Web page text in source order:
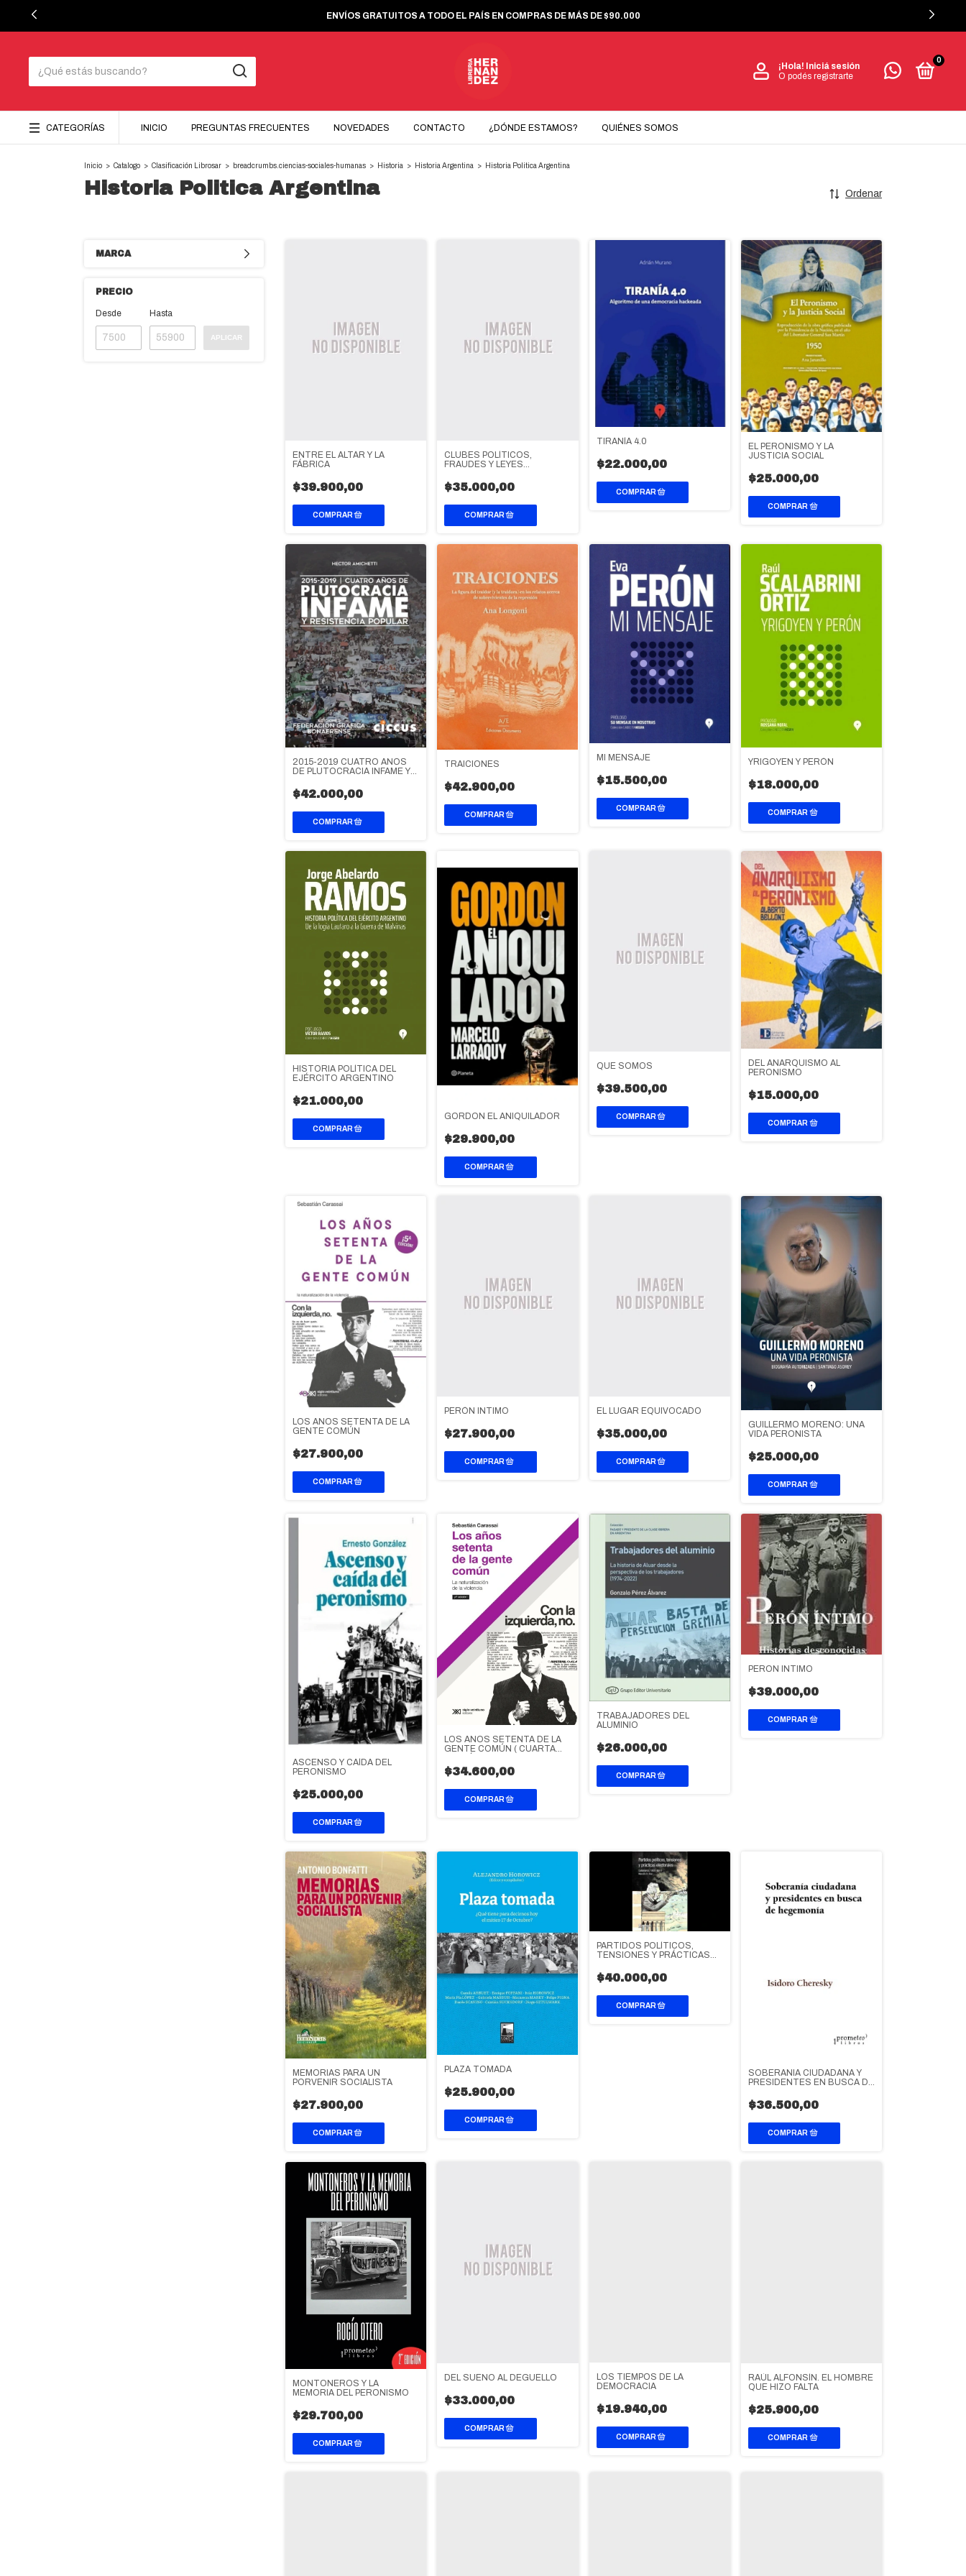
ENVÍOS GRATUITOS A TODO EL PAÍS EN COMPRAS DE MÁS DE $90.000
¡Hola! Iniciá sesión
O podés registrarte
0
CATEGORÍAS INICIO PREGUNTAS FRECUENTES NOVEDADES CONTACTO ¿DÓNDE ESTAMOS? QUIÉNES SOMOS
Inicio > Catalogo > Clasificación Librosar > breadcrumbs.ciencias-sociales-humanas > Historia > Historia Argentina > Historia Politica Argentina
Historia Politica Argentina Ordenar
MARCA
PRECIO
Desde Hasta
APLICAR
ENTRE EL ALTAR Y LA
FÁBRICA
$39.900,00
CLUBES POLÍTICOS,
FRAUDES Y LEYES
ARGENTINA (1852-1916)
$35.000,00
TIRANÍA 4.0
$22.000,00
EL PERONISMO Y LA
JUSTICIA SOCIAL
$25.000,00
2015-2019 CUATRO AÑOS
DE PLUTOCRACIA INFAME Y
$42.000,00
TRAICIONES
$42.900,00
MI MENSAJE
$15.500,00
YRIGOYEN Y PERÓN
$18.000,00
HISTORIA POLÍTICA DEL
EJÉRCITO ARGENTINO
$21.000,00
GORDON EL ANIQUILADOR
$29.900,00
QUE SOMOS
$39.500,00
DEL ANARQUISMO AL
PERONISMO
$15.000,00
LOS AÑOS SETENTA DE LA
GENTE COMÚN
$27.900,00
PERÓN INTIMO
$27.900,00
EL LUGAR EQUIVOCADO
$35.000,00
GUILLERMO MORENO: UNA
VIDA PERONISTA
$25.000,00
ASCENSO Y CAÍDA DEL
PERONISMO
$25.000,00
LOS AÑOS SETENTA DE LA
GENTE COMÚN ( CUARTA
$34.600,00
TRABAJADORES DEL
ALUMINIO
$26.000,00
PERON INTIMO
$39.000,00
MEMORIAS PARA UN
PORVENIR SOCIALISTA
$27.900,00
PLAZA TOMADA
$25.900,00
PARTIDOS POLÍTICOS,
TENSIONES Y PRÁCTICAS
$40.000,00
SOBERANIA CIUDADANA Y
PRESIDENTES EN BUSCA DE
$36.500,00
MONTONEROS Y LA
MEMORIA DEL PERONISMO
$29.700,00
DEL SUEÑO AL DEGÜELLO
$33.000,00
LOS TIEMPOS DE LA
DEMOCRACIA
$19.940,00
RAÚL ALFONSÍN. EL HOMBRE
QUE HIZO FALTA
$25.900,00